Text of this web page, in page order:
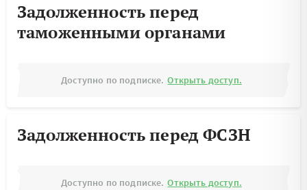
Задолженность перед
таможенными органами
Доступно по подписке. Открыть доступ.
Задолженность перед ФСЗН
Доступно по подписке. Открыть доступ.